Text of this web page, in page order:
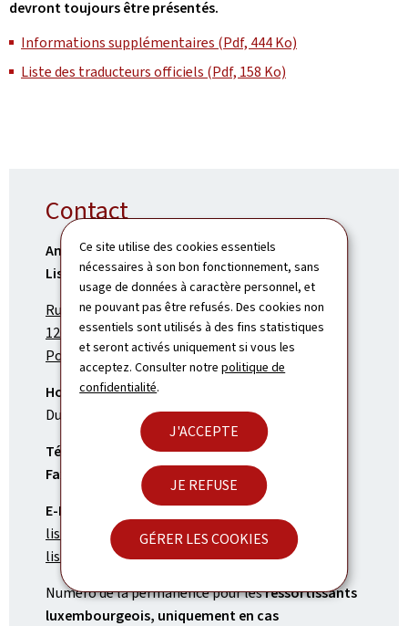
Ce site utilise des cookies essentiels
nécessaires à son bon fonctionnement, sans
usage de données à caractère personnel, et
ne pouvant pas être refusés. Des cookies non
essentiels sont utilisés à des fins statistiques
et seront activés uniquement si vous les
acceptez. Consulter notrepolitique de
confidentialité.
J'ACCEPTE
JE REFUSE
GÉRER LES COOKIES
devront toujours être présentés.
Informations supplémentaires (Pdf, 444 Ko)
Liste des traducteurs officiels (Pdf, 158 Ko)
Contact
Ambassade du Grand-Duché de Luxembourg à
Lisbonne
Rua das Janelas Verdes, 43
1200-690 Lisbonne
Portugal
Horaires d’ouverture :
Du lundi au vendredi de 09h30 à 13h00
Tél.:
(+351) 213 931 940
Fax:
(+351) 213 901 410
E-Mail:
lisbonne.amb@mae.etat.lu
lisbonne.consulat@mae.etat.lu
Numéro de la permanence pour lesressortissants
luxembourgeois, uniquement en cas